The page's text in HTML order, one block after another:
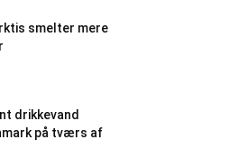
smelter mere
drikkevand
på tværs af